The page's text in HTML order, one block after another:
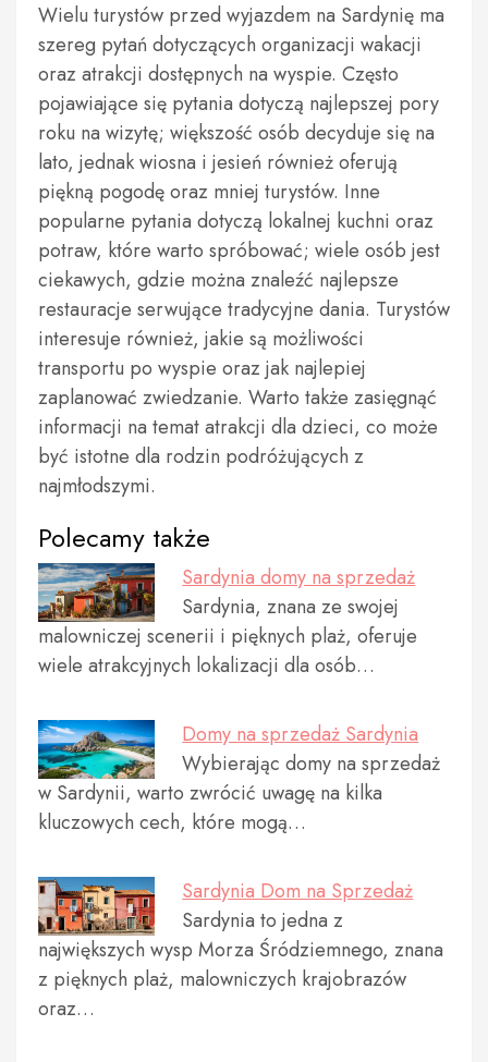
Wielu turystów przed wyjazdem na Sardynię ma
szereg pytań dotyczących organizacji wakacji
oraz atrakcji dostępnych na wyspie. Często
pojawiające się pytania dotyczą najlepszej pory
roku na wizytę; większość osób decyduje się na
lato, jednak wiosna i jesień również oferują
piękną pogodę oraz mniej turystów. Inne
popularne pytania dotyczą lokalnej kuchni oraz
potraw, które warto spróbować; wiele osób jest
ciekawych, gdzie można znaleźć najlepsze
restauracje serwujące tradycyjne dania. Turystów
interesuje również, jakie są możliwości
transportu po wyspie oraz jak najlepiej
zaplanować zwiedzanie. Warto także zasięgnąć
informacji na temat atrakcji dla dzieci, co może
być istotne dla rodzin podróżujących z
najmłodszymi.
Polecamy także
Sardynia domy na sprzedaż
Sardynia, znana ze swojej
malowniczej scenerii i pięknych plaż, oferuje
wiele atrakcyjnych lokalizacji dla osób…
Domy na sprzedaż Sardynia
Wybierając domy na sprzedaż
w Sardynii, warto zwrócić uwagę na kilka
kluczowych cech, które mogą…
Sardynia Dom na Sprzedaż
Sardynia to jedna z
największych wysp Morza Śródziemnego, znana
z pięknych plaż, malowniczych krajobrazów
oraz…